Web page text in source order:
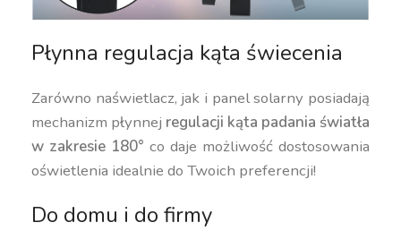
Płynna regulacja kąta świecenia
Zarówno naświetlacz, jak i panel solarny posiadają
mechanizm płynnej regulacji kąta padania światła
w zakresie 180° co daje możliwość dostosowania
oświetlenia idealnie do Twoich preferencji!
Do domu i do firmy